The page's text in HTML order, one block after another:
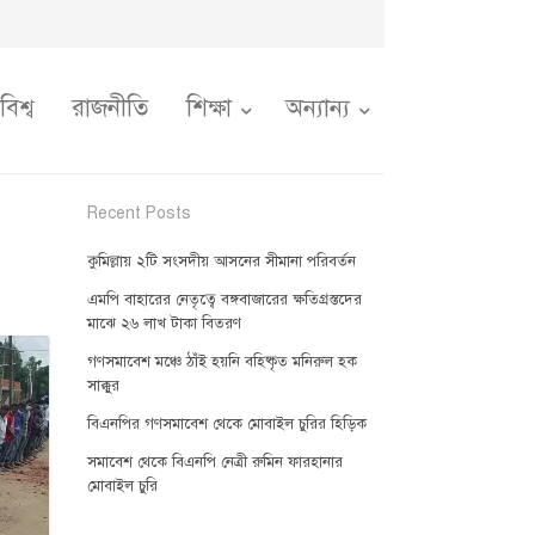
বিশ্ব রাজনীতি শিক্ষা অন্যান্য
Recent Posts
কুমিল্লায় ২টি সংসদীয় আসনের সীমানা পরিবর্তন
এমপি বাহারের নেতৃত্বে বঙ্গবাজারের ক্ষতিগ্রস্তদের
মাঝে ২৬ লাখ টাকা বিতরণ
গণসমাবেশ মঞ্চে ঠাঁই হয়নি বহিষ্কৃত মনিরুল হক
সাক্কুর
বিএনপির গণসমাবেশ থেকে মোবাইল চুরির হিড়িক
সমাবেশ থেকে বিএনপি নেত্রী রুমিন ফারহানার
মোবাইল চুরি